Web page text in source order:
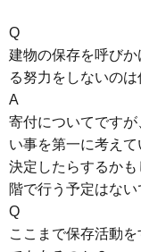
Q
建物の保存を呼び
る努力をしないのは
A
寄付についてです
い事を第一に考え
決定したらするか
階で行う予定はない
Q
ここまで保存活動